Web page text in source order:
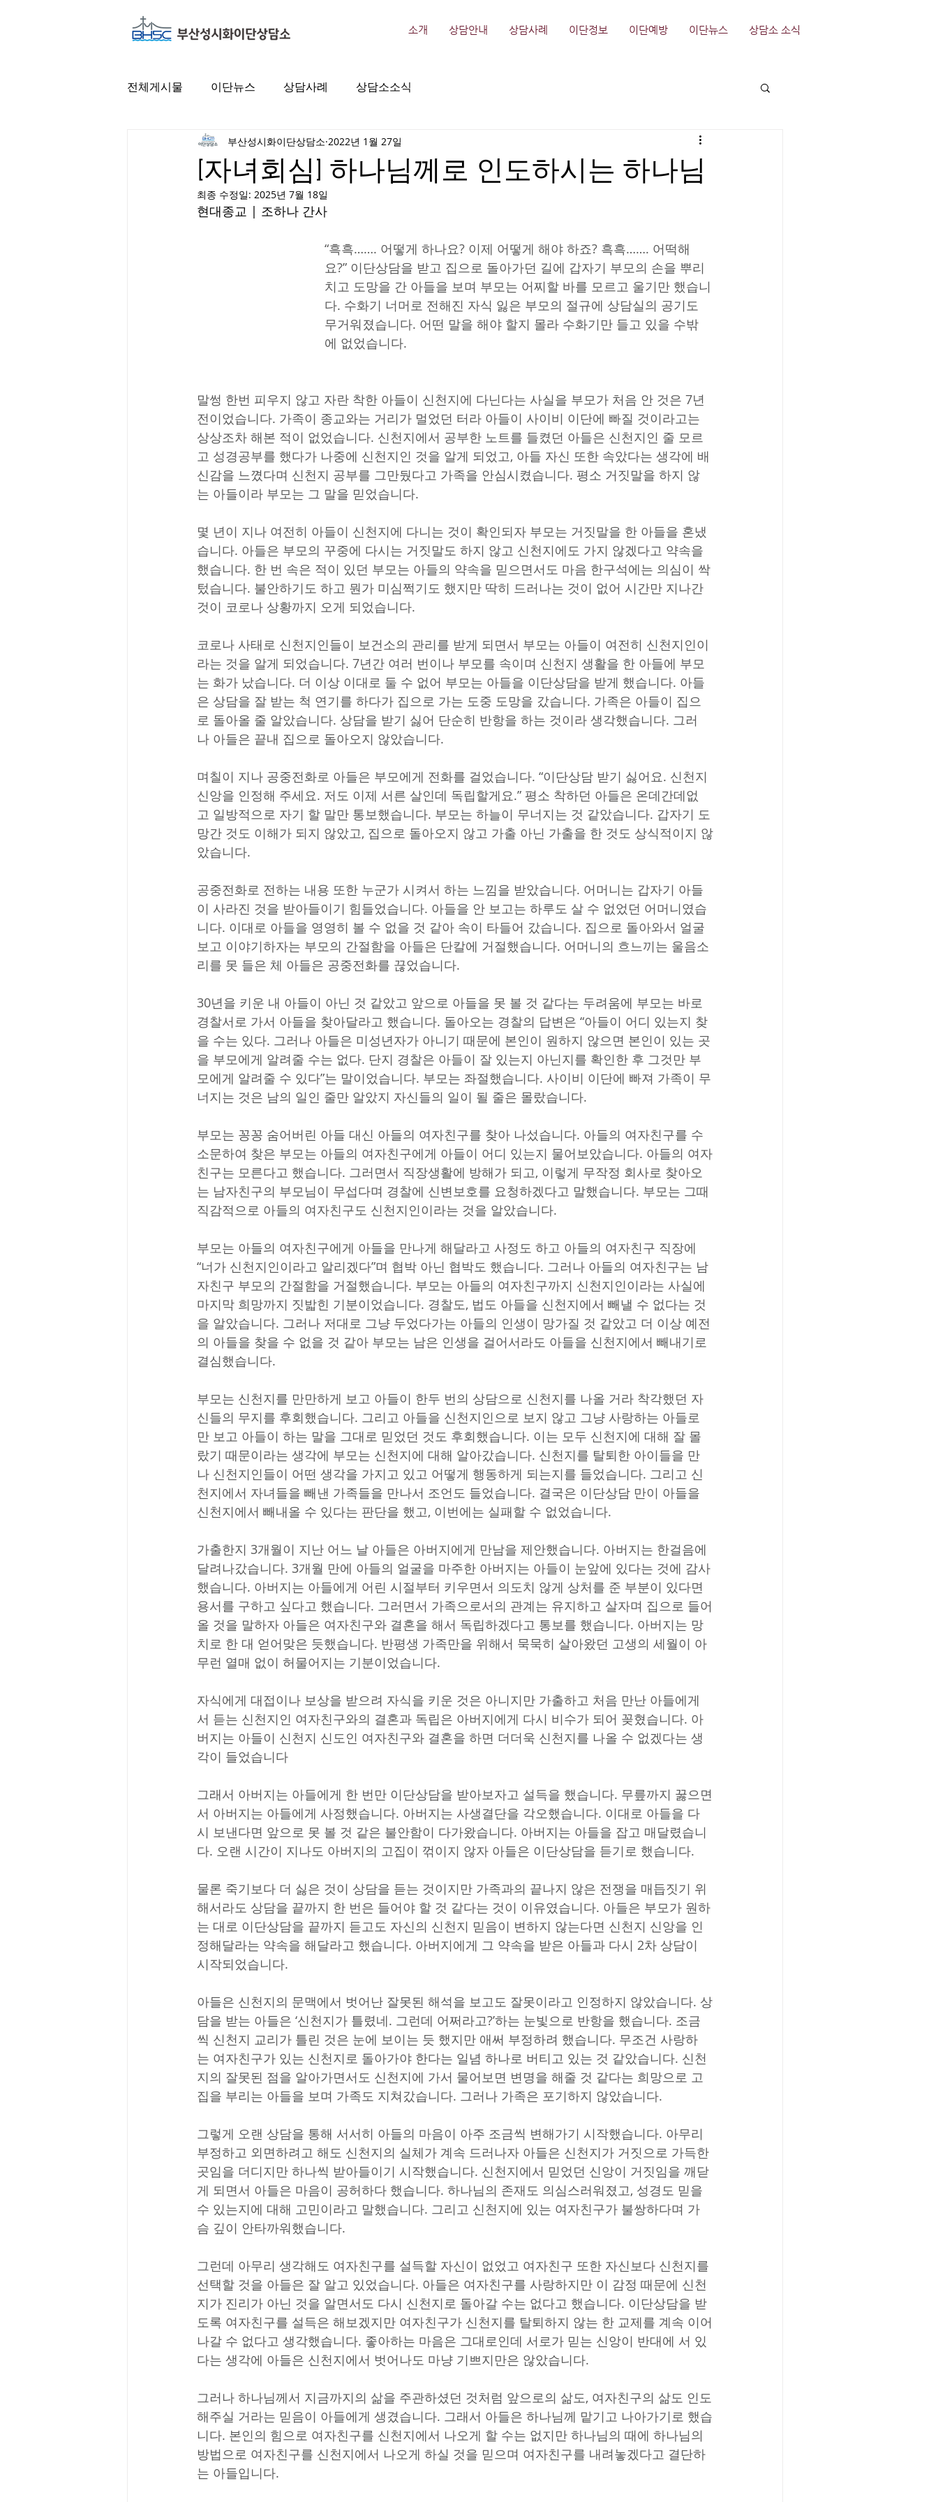
소개 상담안내 상담사례 이단정보 이단예방 이단뉴스 상담소 소식
전체게시물 이단뉴스 상담사례 상담소소식
[자녀회심] 하나님께로 인도하시는 하나님
부산성시화이단상담소 2022년 1월 27일
최종 수정일: 2025년 7월 18일
현대종교 | 조하나 간사
“흑흑……. 어떻게 하나요? 이제 어떻게 해야 하죠? 흑흑……. 어떡해
요?” 이단상담을 받고 집으로 돌아가던 길에 갑자기 부모의 손을 뿌리
치고 도망을 간 아들을 보며 부모는 어찌할 바를 모르고 울기만 했습니
다. 수화기 너머로 전해진 자식 잃은 부모의 절규에 상담실의 공기도
무거워졌습니다. 어떤 말을 해야 할지 몰라 수화기만 들고 있을 수밖
에 없었습니다.
말썽 한번 피우지 않고 자란 착한 아들이 신천지에 다닌다는 사실을 부모가 처음 안 것은 7년
전이었습니다. 가족이 종교와는 거리가 멀었던 터라 아들이 사이비 이단에 빠질 것이라고는
상상조차 해본 적이 없었습니다. 신천지에서 공부한 노트를 들켰던 아들은 신천지인 줄 모르
고 성경공부를 했다가 나중에 신천지인 것을 알게 되었고, 아들 자신 또한 속았다는 생각에 배
신감을 느꼈다며 신천지 공부를 그만뒀다고 가족을 안심시켰습니다. 평소 거짓말을 하지 않
는 아들이라 부모는 그 말을 믿었습니다.
몇 년이 지나 여전히 아들이 신천지에 다니는 것이 확인되자 부모는 거짓말을 한 아들을 혼냈
습니다. 아들은 부모의 꾸중에 다시는 거짓말도 하지 않고 신천지에도 가지 않겠다고 약속을
했습니다. 한 번 속은 적이 있던 부모는 아들의 약속을 믿으면서도 마음 한구석에는 의심이 싹
텄습니다. 불안하기도 하고 뭔가 미심쩍기도 했지만 딱히 드러나는 것이 없어 시간만 지나간
것이 코로나 상황까지 오게 되었습니다.
코로나 사태로 신천지인들이 보건소의 관리를 받게 되면서 부모는 아들이 여전히 신천지인이
라는 것을 알게 되었습니다. 7년간 여러 번이나 부모를 속이며 신천지 생활을 한 아들에 부모
는 화가 났습니다. 더 이상 이대로 둘 수 없어 부모는 아들을 이단상담을 받게 했습니다. 아들
은 상담을 잘 받는 척 연기를 하다가 집으로 가는 도중 도망을 갔습니다. 가족은 아들이 집으
로 돌아올 줄 알았습니다. 상담을 받기 싫어 단순히 반항을 하는 것이라 생각했습니다. 그러
나 아들은 끝내 집으로 돌아오지 않았습니다.
며칠이 지나 공중전화로 아들은 부모에게 전화를 걸었습니다. “이단상담 받기 싫어요. 신천지
신앙을 인정해 주세요. 저도 이제 서른 살인데 독립할게요.” 평소 착하던 아들은 온데간데없
고 일방적으로 자기 할 말만 통보했습니다. 부모는 하늘이 무너지는 것 같았습니다. 갑자기 도
망간 것도 이해가 되지 않았고, 집으로 돌아오지 않고 가출 아닌 가출을 한 것도 상식적이지 않
았습니다.
공중전화로 전하는 내용 또한 누군가 시켜서 하는 느낌을 받았습니다. 어머니는 갑자기 아들
이 사라진 것을 받아들이기 힘들었습니다. 아들을 안 보고는 하루도 살 수 없었던 어머니였습
니다. 이대로 아들을 영영히 볼 수 없을 것 같아 속이 타들어 갔습니다. 집으로 돌아와서 얼굴
보고 이야기하자는 부모의 간절함을 아들은 단칼에 거절했습니다. 어머니의 흐느끼는 울음소
리를 못 들은 체 아들은 공중전화를 끊었습니다.
30년을 키운 내 아들이 아닌 것 같았고 앞으로 아들을 못 볼 것 같다는 두려움에 부모는 바로
경찰서로 가서 아들을 찾아달라고 했습니다. 돌아오는 경찰의 답변은 “아들이 어디 있는지 찾
을 수는 있다. 그러나 아들은 미성년자가 아니기 때문에 본인이 원하지 않으면 본인이 있는 곳
을 부모에게 알려줄 수는 없다. 단지 경찰은 아들이 잘 있는지 아닌지를 확인한 후 그것만 부
모에게 알려줄 수 있다”는 말이었습니다. 부모는 좌절했습니다. 사이비 이단에 빠져 가족이 무
너지는 것은 남의 일인 줄만 알았지 자신들의 일이 될 줄은 몰랐습니다.
부모는 꽁꽁 숨어버린 아들 대신 아들의 여자친구를 찾아 나섰습니다. 아들의 여자친구를 수
소문하여 찾은 부모는 아들의 여자친구에게 아들이 어디 있는지 물어보았습니다. 아들의 여자
친구는 모른다고 했습니다. 그러면서 직장생활에 방해가 되고, 이렇게 무작정 회사로 찾아오
는 남자친구의 부모님이 무섭다며 경찰에 신변보호를 요청하겠다고 말했습니다. 부모는 그때
직감적으로 아들의 여자친구도 신천지인이라는 것을 알았습니다.
부모는 아들의 여자친구에게 아들을 만나게 해달라고 사정도 하고 아들의 여자친구 직장에
“너가 신천지인이라고 알리겠다”며 협박 아닌 협박도 했습니다. 그러나 아들의 여자친구는 남
자친구 부모의 간절함을 거절했습니다. 부모는 아들의 여자친구까지 신천지인이라는 사실에
마지막 희망까지 짓밟힌 기분이었습니다. 경찰도, 법도 아들을 신천지에서 빼낼 수 없다는 것
을 알았습니다. 그러나 저대로 그냥 두었다가는 아들의 인생이 망가질 것 같았고 더 이상 예전
의 아들을 찾을 수 없을 것 같아 부모는 남은 인생을 걸어서라도 아들을 신천지에서 빼내기로
결심했습니다.
부모는 신천지를 만만하게 보고 아들이 한두 번의 상담으로 신천지를 나올 거라 착각했던 자
신들의 무지를 후회했습니다. 그리고 아들을 신천지인으로 보지 않고 그냥 사랑하는 아들로
만 보고 아들이 하는 말을 그대로 믿었던 것도 후회했습니다. 이는 모두 신천지에 대해 잘 몰
랐기 때문이라는 생각에 부모는 신천지에 대해 알아갔습니다. 신천지를 탈퇴한 아이들을 만
나 신천지인들이 어떤 생각을 가지고 있고 어떻게 행동하게 되는지를 들었습니다. 그리고 신
천지에서 자녀들을 빼낸 가족들을 만나서 조언도 들었습니다. 결국은 이단상담 만이 아들을
신천지에서 빼내올 수 있다는 판단을 했고, 이번에는 실패할 수 없었습니다.
가출한지 3개월이 지난 어느 날 아들은 아버지에게 만남을 제안했습니다. 아버지는 한걸음에
달려나갔습니다. 3개월 만에 아들의 얼굴을 마주한 아버지는 아들이 눈앞에 있다는 것에 감사
했습니다. 아버지는 아들에게 어린 시절부터 키우면서 의도치 않게 상처를 준 부분이 있다면
용서를 구하고 싶다고 했습니다. 그러면서 가족으로서의 관계는 유지하고 살자며 집으로 들어
올 것을 말하자 아들은 여자친구와 결혼을 해서 독립하겠다고 통보를 했습니다. 아버지는 망
치로 한 대 얻어맞은 듯했습니다. 반평생 가족만을 위해서 묵묵히 살아왔던 고생의 세월이 아
무런 열매 없이 허물어지는 기분이었습니다.
자식에게 대접이나 보상을 받으려 자식을 키운 것은 아니지만 가출하고 처음 만난 아들에게
서 듣는 신천지인 여자친구와의 결혼과 독립은 아버지에게 다시 비수가 되어 꽂혔습니다. 아
버지는 아들이 신천지 신도인 여자친구와 결혼을 하면 더더욱 신천지를 나올 수 없겠다는 생
각이 들었습니다
그래서 아버지는 아들에게 한 번만 이단상담을 받아보자고 설득을 했습니다. 무릎까지 꿇으면
서 아버지는 아들에게 사정했습니다. 아버지는 사생결단을 각오했습니다. 이대로 아들을 다
시 보낸다면 앞으로 못 볼 것 같은 불안함이 다가왔습니다. 아버지는 아들을 잡고 매달렸습니
다. 오랜 시간이 지나도 아버지의 고집이 꺾이지 않자 아들은 이단상담을 듣기로 했습니다.
물론 죽기보다 더 싫은 것이 상담을 듣는 것이지만 가족과의 끝나지 않은 전쟁을 매듭짓기 위
해서라도 상담을 끝까지 한 번은 들어야 할 것 같다는 것이 이유였습니다. 아들은 부모가 원하
는 대로 이단상담을 끝까지 듣고도 자신의 신천지 믿음이 변하지 않는다면 신천지 신앙을 인
정해달라는 약속을 해달라고 했습니다. 아버지에게 그 약속을 받은 아들과 다시 2차 상담이
시작되었습니다.
아들은 신천지의 문맥에서 벗어난 잘못된 해석을 보고도 잘못이라고 인정하지 않았습니다. 상
담을 받는 아들은 ‘신천지가 틀렸네. 그런데 어쩌라고?’하는 눈빛으로 반항을 했습니다. 조금
씩 신천지 교리가 틀린 것은 눈에 보이는 듯 했지만 애써 부정하려 했습니다. 무조건 사랑하
는 여자친구가 있는 신천지로 돌아가야 한다는 일념 하나로 버티고 있는 것 같았습니다. 신천
지의 잘못된 점을 알아가면서도 신천지에 가서 물어보면 변명을 해줄 것 같다는 희망으로 고
집을 부리는 아들을 보며 가족도 지쳐갔습니다. 그러나 가족은 포기하지 않았습니다.
그렇게 오랜 상담을 통해 서서히 아들의 마음이 아주 조금씩 변해가기 시작했습니다. 아무리
부정하고 외면하려고 해도 신천지의 실체가 계속 드러나자 아들은 신천지가 거짓으로 가득한
곳임을 더디지만 하나씩 받아들이기 시작했습니다. 신천지에서 믿었던 신앙이 거짓임을 깨닫
게 되면서 아들은 마음이 공허하다 했습니다. 하나님의 존재도 의심스러워졌고, 성경도 믿을
수 있는지에 대해 고민이라고 말했습니다. 그리고 신천지에 있는 여자친구가 불쌍하다며 가
슴 깊이 안타까워했습니다.
그런데 아무리 생각해도 여자친구를 설득할 자신이 없었고 여자친구 또한 자신보다 신천지를
선택할 것을 아들은 잘 알고 있었습니다. 아들은 여자친구를 사랑하지만 이 감정 때문에 신천
지가 진리가 아닌 것을 알면서도 다시 신천지로 돌아갈 수는 없다고 했습니다. 이단상담을 받
도록 여자친구를 설득은 해보겠지만 여자친구가 신천지를 탈퇴하지 않는 한 교제를 계속 이어
나갈 수 없다고 생각했습니다. 좋아하는 마음은 그대로인데 서로가 믿는 신앙이 반대에 서 있
다는 생각에 아들은 신천지에서 벗어나도 마냥 기쁘지만은 않았습니다.
그러나 하나님께서 지금까지의 삶을 주관하셨던 것처럼 앞으로의 삶도, 여자친구의 삶도 인도
해주실 거라는 믿음이 아들에게 생겼습니다. 그래서 아들은 하나님께 맡기고 나아가기로 했습
니다. 본인의 힘으로 여자친구를 신천지에서 나오게 할 수는 없지만 하나님의 때에 하나님의
방법으로 여자친구를 신천지에서 나오게 하실 것을 믿으며 여자친구를 내려놓겠다고 결단하
는 아들입니다.